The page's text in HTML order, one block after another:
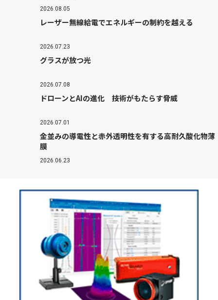
2026.08.05
レーザー無線給電でエネルギーの制約を越える
2026.07.23
グラスが放つ光
2026.07.08
ドローンとAIの進化 技術がもたらす脅威
2026.07.01
金並みの導電性と赤外透明性を有する高耐久酸化物薄
膜
2026.06.23